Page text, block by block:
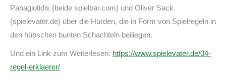
Panagiotidis (beide spielbar.com) und Oliver Sack
(spielevater.de) über die Hürden, die in Form von Spielregeln in
den hübschen bunten Schachteln beiliegen.
Und ein Link zum Weiterlesen: https://www.spielevater.de/04-
regel-erklaerer/